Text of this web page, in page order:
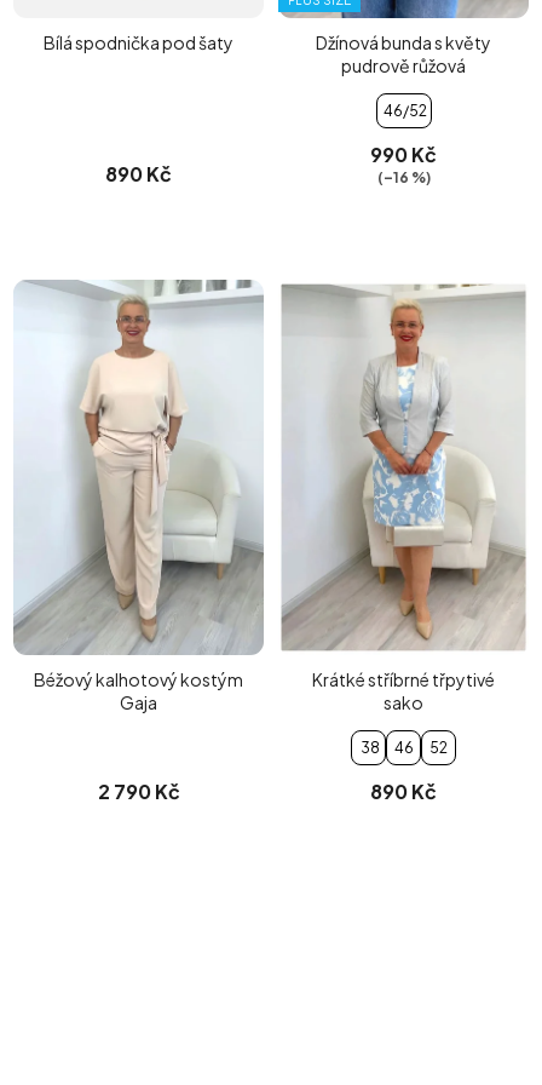
Bílá spodnička pod šaty
890 Kč
Džínová bunda s květy
pudrově růžová
46/52
990 Kč
(–16 %)
Béžový kalhotový kostým
Gaja
2 790 Kč
Krátké stříbrné třpytivé
sako
38 46 52
890 Kč